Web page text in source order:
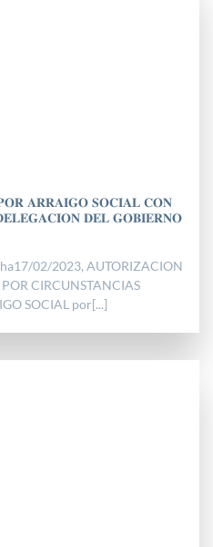
𝐀𝐑𝐑𝐀𝐈𝐆𝐎 𝐒𝐎𝐂𝐈𝐀𝐋 𝐂𝐎𝐍
𝐃𝐄𝐋 𝐆𝐎𝐁𝐈𝐄𝐑𝐍𝐎
02/2023, AUTORIZACION
CIRCUNSTANCIAS
SOCIAL por[...]